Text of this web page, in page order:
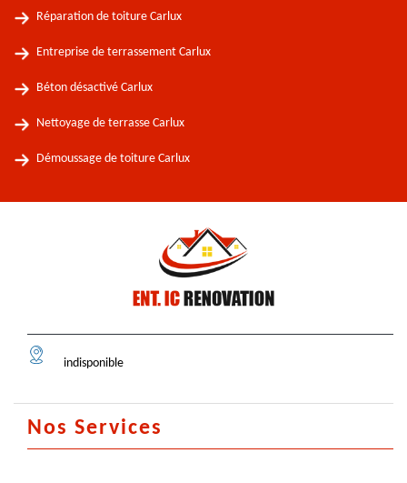
Réparation de toiture Carlux
Entreprise de terrassement Carlux
Béton désactivé Carlux
Nettoyage de terrasse Carlux
Démoussage de toiture Carlux
indisponible
Nos Services